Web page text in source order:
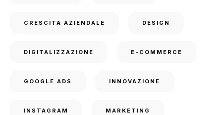
CRESCITA AZIENDALE DESIGN
DIGITALIZZAZIONE E-COMMERCE
GOOGLE ADS INNOVAZIONE
INSTAGRAM MARKETING